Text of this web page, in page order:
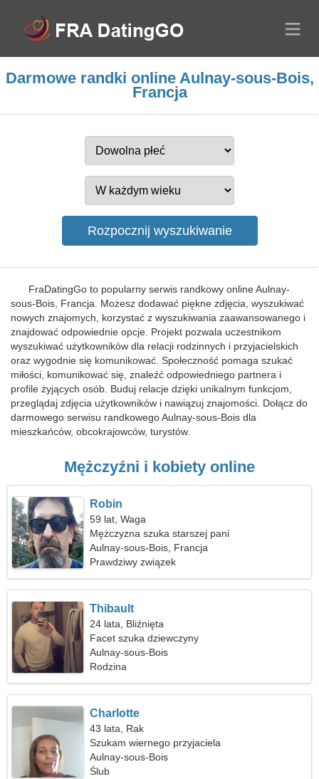
Darmowe randki online Aulnay-sous-Bois,
Francja
FraDatingGo to popularny serwis randkowy online Aulnay-
sous-Bois, Francja. Możesz dodawać piękne zdjęcia, wyszukiwać
nowych znajomych, korzystać z wyszukiwania zaawansowanego i
znajdować odpowiednie opcje. Projekt pozwala uczestnikom
wyszukiwać użytkowników dla relacji rodzinnych i przyjacielskich
oraz wygodnie się komunikować. Społeczność pomaga szukać
miłości, komunikować się, znaleźć odpowiedniego partnera i
profile żyjących osób. Buduj relacje dzięki unikalnym funkcjom,
przeglądaj zdjęcia użytkowników i nawiązuj znajomości. Dołącz do
darmowego serwisu randkowego Aulnay-sous-Bois dla
mieszkańców, obcokrajowców, turystów.
Mężczyźni i kobiety online
Robin
59 lat, Waga
Mężczyzna szuka starszej pani
Aulnay-sous-Bois, Francja
Prawdziwy związek
Thibault
24 lata, Bliźnięta
Facet szuka dziewczyny
Aulnay-sous-Bois
Rodzina
Charlotte
43 lata, Rak
Szukam wiernego przyjaciela
Aulnay-sous-Bois
Ślub